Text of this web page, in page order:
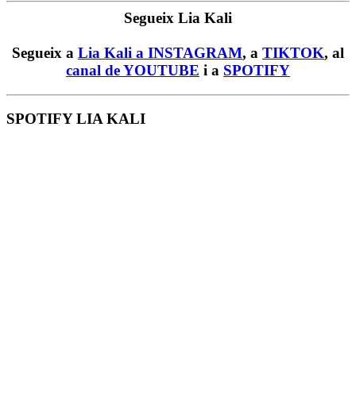
Segueix Lia Kali
Segueix a Lia Kali a INSTAGRAM, a TIKTOK, al
canal de YOUTUBE i a SPOTIFY
SPOTIFY LIA KALI